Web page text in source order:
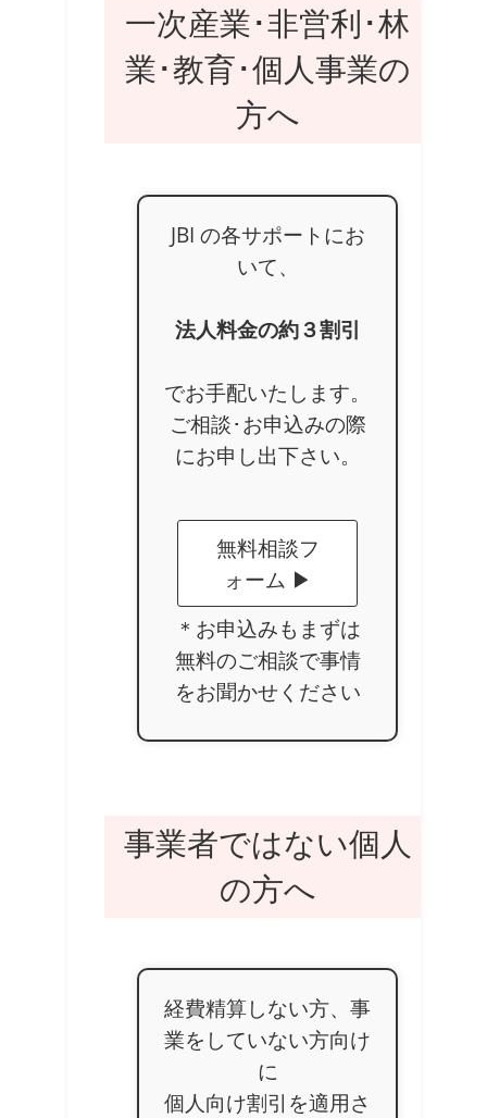
一次産業･非営利･林
業･教育･個人事業の
方へ
JBI の各サポートにお
いて、
法人料金の約３割引
でお手配いたします。
ご相談･お申込みの際
にお申し出下さい。
無料相談フ
ォーム ▶
＊お申込みもまずは
無料のご相談で事情
をお聞かせください
事業者ではない個人
の方へ
経費精算しない方、事
業をしていない方向け
に
個人向け割引を適用さ